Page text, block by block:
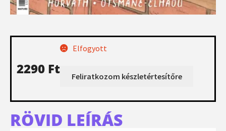
2290 Ft
Elfogyott
Feliratkozom készletértesítőre
RÖVID LEÍRÁS